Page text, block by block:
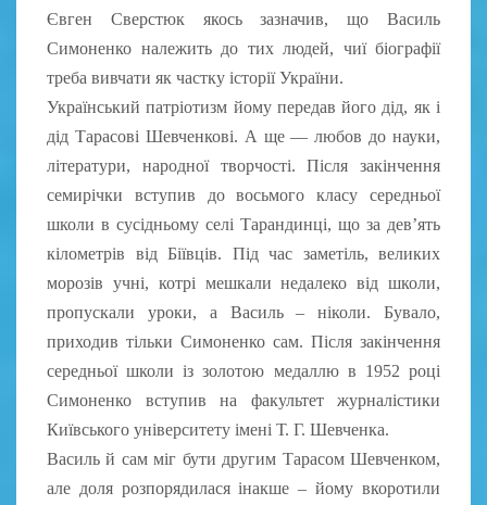
Євген Сверстюк якось зазначив, що Василь
Симоненко належить до тих людей, чиї біографії
треба вивчати як частку історії України.
Український патріотизм йому передав його дід, як і
дід Тарасові Шевченкові. А ще — любов до науки,
літератури, народної творчості. Після закінчення
семирічки вступив до восьмого класу середньої
школи в сусідньому селі Тарандинці, що за дев’ять
кілометрів від Біївців. Під час заметіль, великих
морозів учні, котрі мешкали недалеко від школи,
пропускали уроки, а Василь – ніколи. Бувало,
приходив тільки Симоненко сам. Після закінчення
середньої школи із золотою медаллю в 1952 році
Симоненко вступив на факультет журналістики
Київського університету імені Т. Г. Шевченка.
Василь й сам міг бути другим Тарасом Шевченком,
але доля розпорядилася інакше – йому вкоротили